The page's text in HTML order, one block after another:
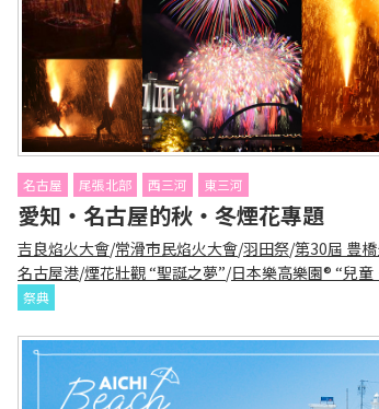
名古屋 尾張北部 西三河 東三河
愛知・名古屋的秋・冬煙花專題
吉良焰火大會/常滑市民焰火大會/羽田祭/第30屆 豊
名古屋港/煙花壯觀 “聖誕之夢”/日本樂高樂園® “兒
祭典